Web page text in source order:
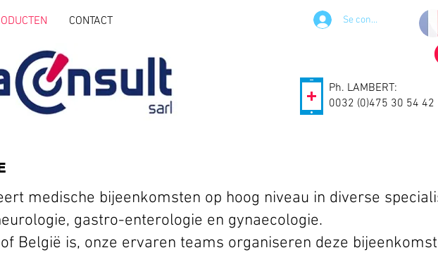
Se connecter
Ph. LAMBERT:
0032 (0)475 30 54 42
CONTACT
medische bijeenkomsten op hoog niveau in diverse
gastro-enterologie en gynaecologie.
België is, onze ervaren teams organiseren deze